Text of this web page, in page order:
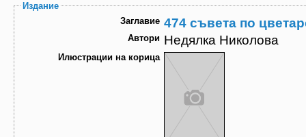
Издание
Заглавие 474 съвета по
Автори Недялка Николова
Илюстрации на корица